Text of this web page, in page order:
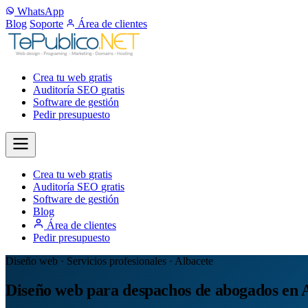
WhatsApp
Blog Soporte Área de clientes
Crea tu web gratis
Auditoría SEO gratis
Software de gestión
Pedir presupuesto
Crea tu web gratis
Auditoría SEO gratis
Software de gestión
Blog
Área de clientes
Pedir presupuesto
Diseño web · Servicios profesionales · Albacete
Diseño web para despachos de abogados en